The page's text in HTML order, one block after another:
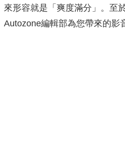
來形容就是「爽度滿分」。至
Autozone編輯部為您帶來的影